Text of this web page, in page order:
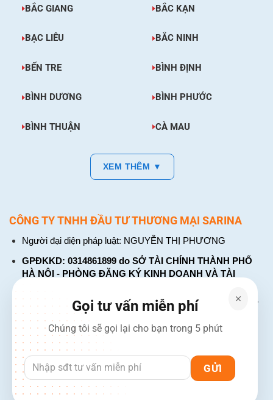
BẮC GIANG BẮC KẠN
BẠC LIÊU BẮC NINH
BẾN TRE BÌNH ĐỊNH
BÌNH DƯƠNG BÌNH PHƯỚC
BÌNH THUẬN CÀ MAU
XEM THÊM ▼
CÔNG TY TNHH ĐẦU TƯ THƯƠNG MẠI SARINA
Người đại diện pháp luật: NGUYỄN THỊ PHƯƠNG
GPĐKKD: 0314861899 do SỞ TÀI CHÍNH THÀNH PHỐ
HÀ NỘI - PHÒNG ĐĂNG KÝ KINH DOANH VÀ TÀI
tháng 01 năm 2018. Đăng ký thay đổi lần thứ: 4, ngày 31
tháng 03 năm 2026
226 Đường Láng, Đống Đa, Hà Nội
137 Đường Hòa Hưng, Phường 12, Quận 10, TP. Hồ Chí
Minh
Hotline: 1900 2106 - 0386 001 001
Gọi tư vấn miễn phí
Chúng tôi sẽ gọi lại cho bạn trong 5 phút